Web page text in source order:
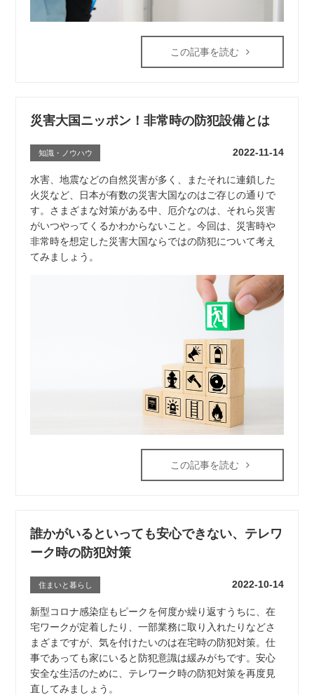
この記事を読む
災害大国ニッポン！非常時の防犯設備とは
知識・ノウハウ 2022-11-14
水害、地震などの自然災害が多く、またそれに連鎖した
火災など、日本が有数の災害大国なのはご存じの通りで
す。さまざまな対策がある中、厄介なのは、それら災害
がいつやってくるかわからないこと。今回は、災害時や
非常時を想定した災害大国ならではの防犯について考え
てみましょう。
この記事を読む
誰かがいるといっても安心できない、テレワ
ーク時の防犯対策
住まいと暮らし 2022-10-14
新型コロナ感染症もピークを何度か繰り返すうちに、在
宅ワークが定着したり、一部業務に取り入れたりなどさ
まざまですが、気を付けたいのは在宅時の防犯対策。仕
事であっても家にいると防犯意識は緩みがちです。安心
安全な生活のために、テレワーク時の防犯対策を再度見
直してみましょう。